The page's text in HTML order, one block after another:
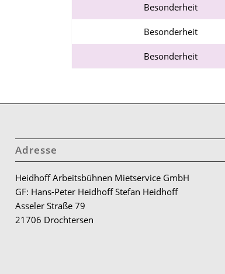
Besonderheit
Besonderheit
Besonderheit
Adresse
Heidhoff Arbeitsbühnen Mietservice GmbH
GF: Hans-Peter Heidhoff Stefan Heidhoff
Asseler Straße 79
21706 Drochtersen